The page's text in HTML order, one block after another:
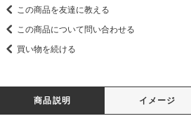
この商品を友達に教える
この商品について問い合わせる
買い物を続ける
商品説明 イメージ